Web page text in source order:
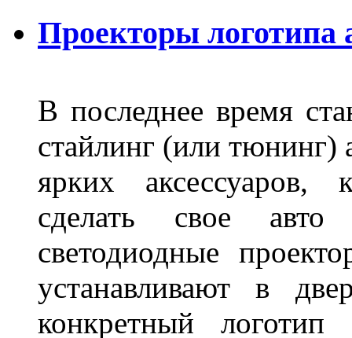
Проекторы логотипа
В последнее время
стайлинг (или тюнинг)
ярких аксессуаров,
сделать свое
светодиодные
устанавливают в
конкретный логотип